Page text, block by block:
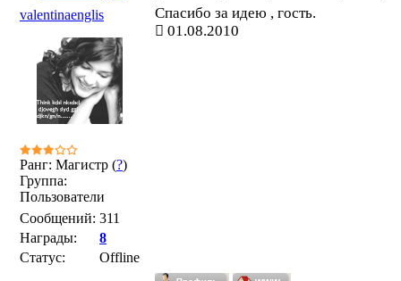
valentinaenglis
Ранг: Магистр (?)
Группа:
Пользователи
Сообщений: 311
Награды:
8
Статус:
Offline
Спасибо за идею , гость.
01.08.2010